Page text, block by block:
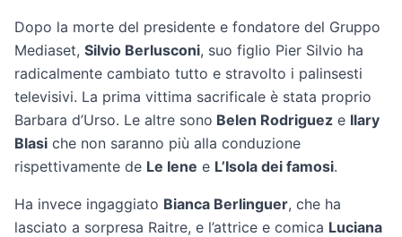
Dopo la morte del presidente e fondatore del Gruppo
Mediaset, Silvio Berlusconi, suo figlio Pier Silvio ha
radicalmente cambiato tutto e stravolto i palinsesti
televisivi. La prima vittima sacrificale è stata proprio
Barbara d’Urso. Le altre sono Belen Rodriguez e Ilary
Blasi che non saranno più alla conduzione
rispettivamente de Le Iene e L’Isola dei famosi.
Ha invece ingaggiato Bianca Berlinguer, che ha
lasciato a sorpresa Raitre, e l’attrice e comica Luciana